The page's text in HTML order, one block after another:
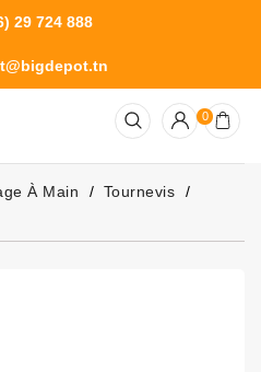
29 724 888
0
À Main
Tournevis